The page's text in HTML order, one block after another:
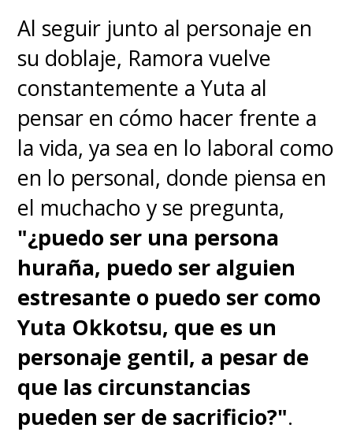
Al seguir junto al personaje en
su doblaje, Ramora vuelve
constantemente a Yuta al
pensar en cómo hacer frente a
la vida, ya sea en lo laboral como
en lo personal, donde piensa en
el muchacho y se pregunta,
"¿puedo ser una persona
huraña, puedo ser alguien
estresante o puedo ser como
Yuta Okkotsu, que es un
personaje gentil, a pesar de
que las circunstancias
pueden ser de sacrificio?".